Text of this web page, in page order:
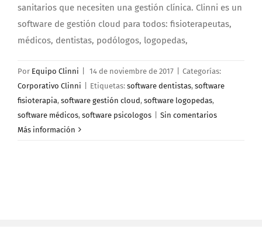
sanitarios que necesiten una gestión clínica. Clinni es un
software de gestión cloud para todos: fisioterapeutas,
médicos, dentistas, podólogos, logopedas,
Por Equipo Clinni 14 de noviembre de 2017
Categorías:
Corporativo Clinni
Etiquetas: software dentistas, software
fisioterapia, software gestión cloud, software logopedas,
software médicos, software psicologos
Sin comentarios
Más información